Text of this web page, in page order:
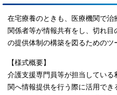
在宅療養のときも、医療機関で
関係者等が情報共有をし、切れ
の提供体制の構築を図るためのツ
【様式概要】
介護支援専門員等が担当してい
関へ情報提供を行う際に活用でき